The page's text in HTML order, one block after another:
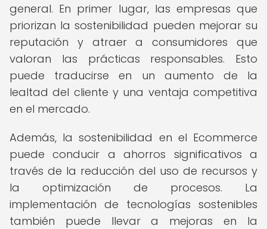
general. En primer lugar, las empresas que
priorizan la sostenibilidad pueden mejorar su
reputación y atraer a consumidores que
valoran las prácticas responsables. Esto
puede traducirse en un aumento de la
lealtad del cliente y una ventaja competitiva
en el mercado.
Además, la sostenibilidad en el Ecommerce
puede conducir a ahorros significativos a
través de la reducción del uso de recursos y
la optimización de procesos. La
implementación de tecnologías sostenibles
también puede llevar a mejoras en la